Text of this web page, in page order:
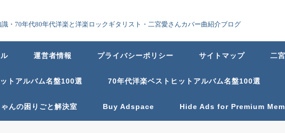
・70年代80年代洋楽と洋楽ロックギタリスト・二宮愛さんカバー曲紹介ブログ
運営者情報 プライバシーポリシー サイトマップ 二
トアルバム名盤100選 70年代洋楽ベストヒットアルバム名盤100選
んの困りごと解決室 Buy Adspace Hide Ads for Premium